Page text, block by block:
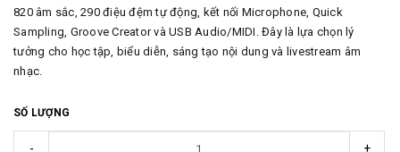
820 âm sắc, 290 điệu đệm tự động, kết nối Microphone, Quick
Sampling, Groove Creator và USB Audio/MIDI. Đây là lựa chọn lý
tưởng cho học tập, biểu diễn, sáng tạo nội dung và livestream âm
nhạc.
SỐ LƯỢNG
- +